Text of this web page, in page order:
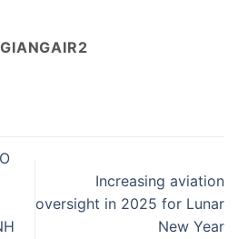
Increasing aviation
oversight in 2025 for Lunar
New Year